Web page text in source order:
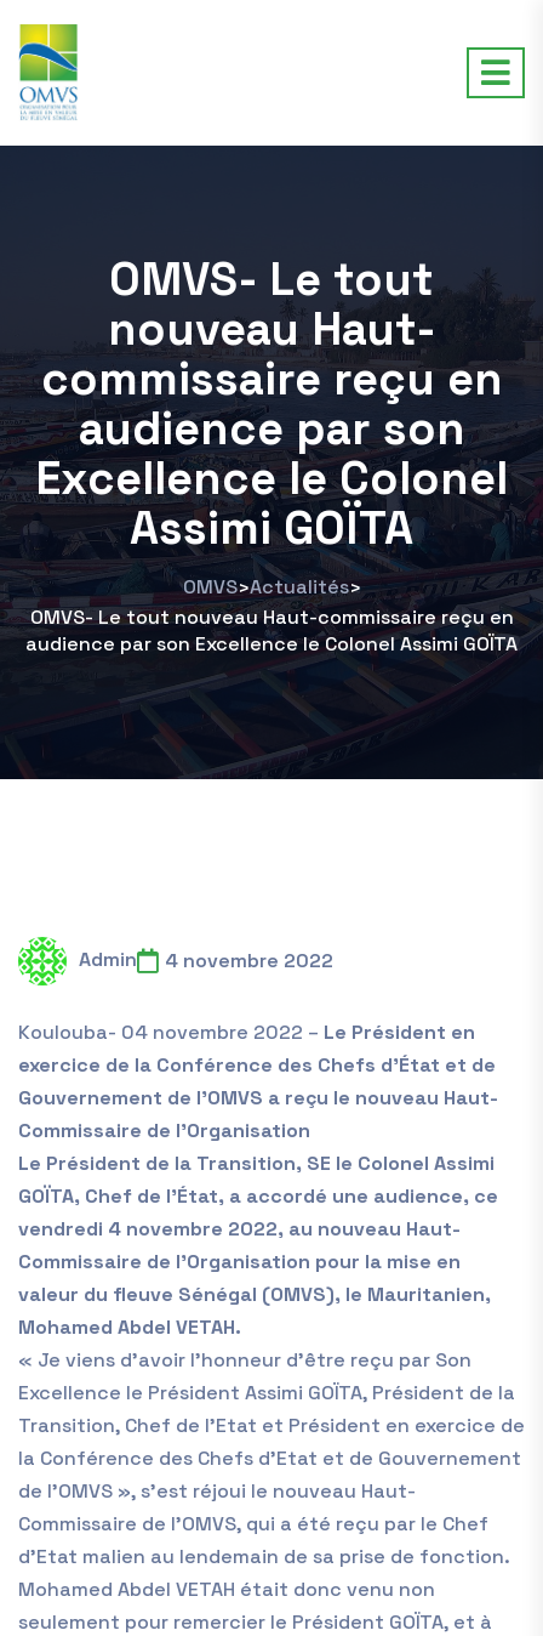
OMVS- Le tout
nouveau Haut-
commissaire reçu en
audience par son
Excellence le Colonel
Assimi GOÏTA
OMVS>Actualités>
OMVS- Le tout nouveau Haut-commissaire reçu en
audience par son Excellence le Colonel Assimi GOÏTA
Admin 4 novembre 2022
Koulouba- 04 novembre 2022 – Le Président en
exercice de la Conférence des Chefs d’État et de
Gouvernement de l’OMVS a reçu le nouveau Haut-
Commissaire de l’Organisation
Le Président de la Transition, SE le Colonel Assimi
GOÏTA, Chef de l’État, a accordé une audience, ce
vendredi 4 novembre 2022, au nouveau Haut-
Commissaire de l’Organisation pour la mise en
valeur du fleuve Sénégal (OMVS), le Mauritanien,
Mohamed Abdel VETAH.
« Je viens d’avoir l’honneur d’être reçu par Son
Excellence le Président Assimi GOÏTA, Président de la
Transition, Chef de l’Etat et Président en exercice de
la Conférence des Chefs d’Etat et de Gouvernement
de l’OMVS », s’est réjoui le nouveau Haut-
Commissaire de l’OMVS, qui a été reçu par le Chef
d’Etat malien au lendemain de sa prise de fonction.
Mohamed Abdel VETAH était donc venu non
seulement pour remercier le Président GOÏTA, et à